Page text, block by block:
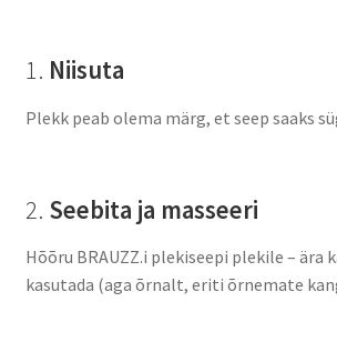
1. Niisuta
Plekk peab olema märg, et seep saaks
2. Seebita ja masseeri
Hõõru BRAUZZ.i plekiseepi plekile – ära
kasutada (aga õrnalt, eriti õrnemate